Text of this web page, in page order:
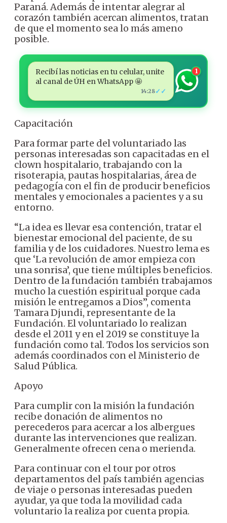
Paraná. Además de intentar alegrar al
corazón también acercan alimentos, tratan
de que el momento sea lo más ameno
posible.
Recibí las noticias en tu celular, unite
al canal de ÚH en WhatsApp 🤩
14:28✓✓
1
Capacitación
Para formar parte del voluntariado las
personas interesadas son capacitadas en el
clown hospitalario, trabajando con la
risoterapia, pautas hospitalarias, área de
pedagogía con el fin de producir beneficios
mentales y emocionales a pacientes y a su
entorno.
“La idea es llevar esa contención, tratar el
bienestar emocional del paciente, de su
familia y de los cuidadores. Nuestro lema es
que ‘La revolución de amor empieza con
una sonrisa’, que tiene múltiples beneficios.
Dentro de la fundación también trabajamos
mucho la cuestión espiritual porque cada
misión le entregamos a Dios”, comenta
Tamara Djundi, representante de la
Fundación. El voluntariado lo realizan
desde el 2011 y en el 2019 se constituye la
fundación como tal. Todos los servicios son
además coordinados con el Ministerio de
Salud Pública.
Apoyo
Para cumplir con la misión la fundación
recibe donación de alimentos no
perecederos para acercar a los albergues
durante las intervenciones que realizan.
Generalmente ofrecen cena o merienda.
Para continuar con el tour por otros
departamentos del país también agencias
de viaje o personas interesadas pueden
ayudar, ya que toda la movilidad cada
voluntario la realiza por cuenta propia.